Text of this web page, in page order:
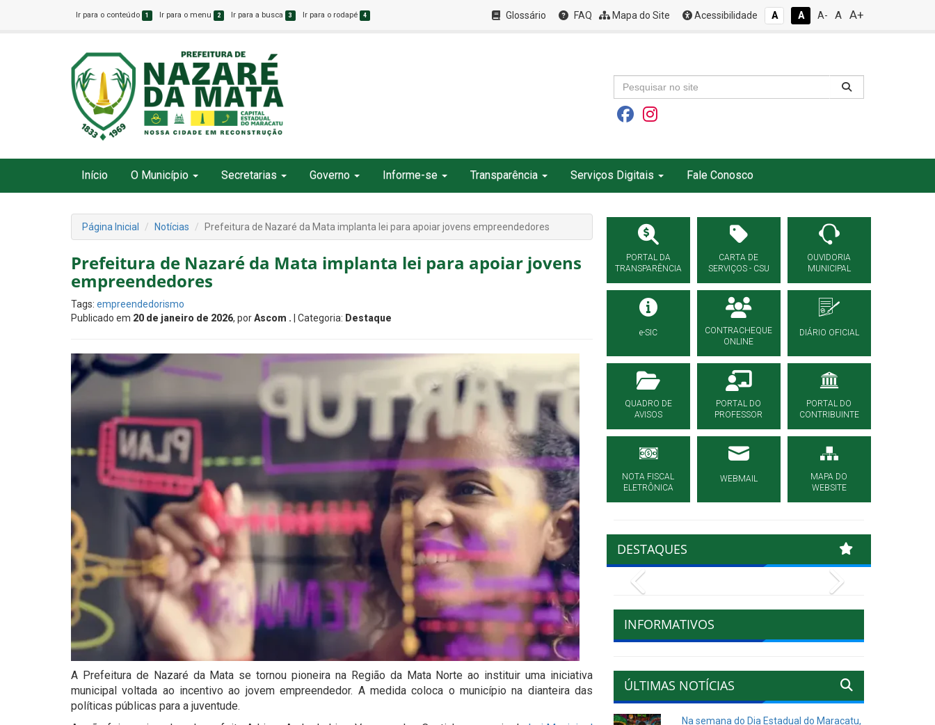
Ir para o conteúdo 1 Ir para o menu 2 Ir para a busca 3 Ir para o rodapé 4 Glossário FAQ Mapa do Site Acessibilidade A A A- A A+
Início O Município Secretarias Governo Informe-se Transparência Serviços Digitais Fale Conosco
Página Inicial Notícias Prefeitura de Nazaré da Mata implanta lei para apoiar jovens empreendedores
Prefeitura de Nazaré da Mata implanta lei para apoiar jovens
empreendedores
Tags: empreendedorismo
Publicado em 20 de janeiro de 2026, porAscom . | Categoria: Destaque
A Prefeitura de Nazaré da Mata se tornou pioneira na Região da Mata Norte ao instituir uma iniciativa
municipal voltada ao incentivo ao jovem empreendedor. A medida coloca o município na dianteira das
políticas públicas para a juventude.
PORTAL DA
TRANSPARÊNCIA
CARTA DE
SERVIÇOS - CSU
OUVIDORIA
MUNICIPAL
e-SIC
CONTRACHEQUE
ONLINE
DIÁRIO OFICIAL
QUADRO DE
AVISOS
PORTAL DO
PROFESSOR
PORTAL DO
CONTRIBUINTE
NOTA FISCAL
ELETRÔNICA
WEBMAIL
MAPA DO
WEBSITE
DESTAQUES
INFORMATIVOS
ÚLTIMAS NOTÍCIAS
Na semana do Dia Estadual do Maracatu,